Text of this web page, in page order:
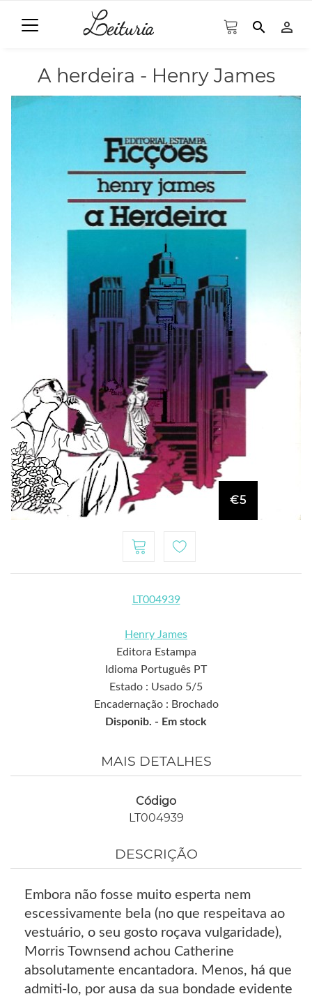
search person_outline
A herdeira - Henry James
€5
LT004939
Henry James
Editora Estampa
Idioma Português PT
Estado : Usado 5/5
Encadernação : Brochado
Disponib. - Em stock
MAIS DETALHES
Código
LT004939
DESCRIÇÃO
Embora não fosse muito esperta nem
escessivamente bela (no que respeitava ao
vestuário, o seu gosto roçava vulgaridade),
Morris Townsend achou Catherine
absolutamente encantadora. Menos, há que
admiti-lo, por ausa da sua bondade evidente